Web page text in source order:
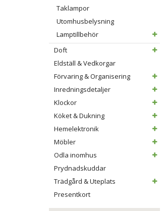
Taklampor
Utomhusbelysning
Lamptillbehör
Doft
Eldställ & Vedkorgar
Förvaring & Organisering
Inredningsdetaljer
Klockor
Köket & Dukning
Hemelektronik
Möbler
Odla inomhus
Prydnadskuddar
Trädgård & Uteplats
Presentkort